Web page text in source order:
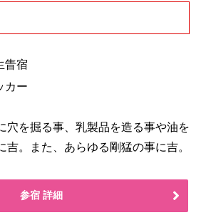
眚宿
カー
穴を掘る事、乳製品を造る事や油を
吉。また、あらゆる剛猛の事に吉。
参宿 詳細